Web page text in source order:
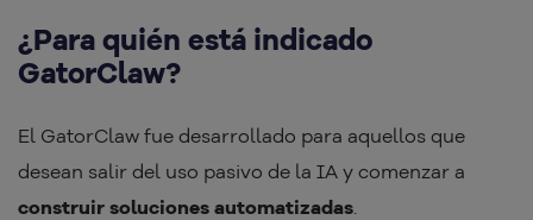
¿Para quién está indicado
GatorClaw?
El GatorClaw fue desarrollado para aquellos que
desean salir del uso pasivo de la IA y comenzar a
construir soluciones automatizadas